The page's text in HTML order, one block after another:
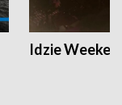
Idzie